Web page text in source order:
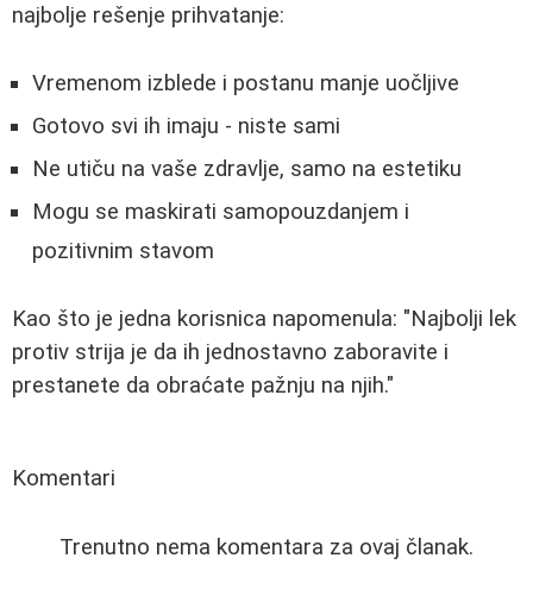
najbolje rešenje prihvatanje:
Vremenom izblede i postanu manje uočljive
Gotovo svi ih imaju - niste sami
Ne utiču na vaše zdravlje, samo na estetiku
Mogu se maskirati samopouzdanjem i
pozitivnim stavom
Kao što je jedna korisnica napomenula: "Najbolji lek
protiv strija je da ih jednostavno zaboravite i
prestanete da obraćate pažnju na njih."
Komentari
Trenutno nema komentara za ovaj članak.